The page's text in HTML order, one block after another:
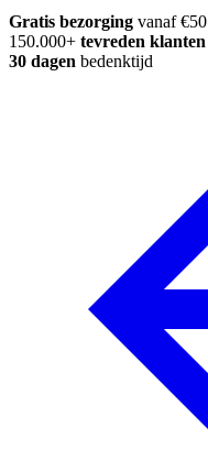
Gratis bezorging vanaf €50
150.000+ tevreden klanten
30 dagen bedenktijd